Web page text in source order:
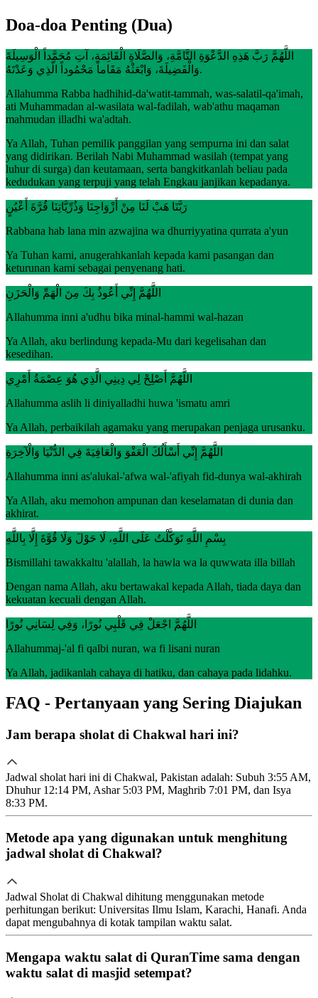
Doa-doa Penting (Dua)
اللَّهُمَّ رَبَّ هَذِهِ الدَّعْوَةِ التَّامَّةِ، وَالصَّلَاةِ الْقَائِمَةِ، آتِ مُحَمَّداً الْوَسِيلَةَ
وَالْفَضِيلَةَ، وَابْعَثْهُ مَقَاماً مَحْمُوداً الَّذِي وَعَدْتَهُ.
Allahumma Rabba hadhihid-da'watit-tammah, was-salatil-qa'imah,
ati Muhammadan al-wasilata wal-fadilah, wab'athu maqaman
mahmudan illadhi wa'adtah.
Ya Allah, Tuhan pemilik panggilan yang sempurna ini dan salat
yang didirikan. Berilah Nabi Muhammad wasilah (tempat yang
luhur di surga) dan keutamaan, serta bangkitkanlah beliau pada
kedudukan yang terpuji yang telah Engkau janjikan kepadanya.
رَبَّنَا هَبْ لَنَا مِنْ أَزْوَاجِنَا وَذُرِّيَّاتِنَا قُرَّةَ أَعْيُنٍ
Rabbana hab lana min azwajina wa dhurriyyatina qurrata a'yun
Ya Tuhan kami, anugerahkanlah kepada kami pasangan dan
keturunan kami sebagai penyenang hati.
اللَّهُمَّ إِنِّي أَعُوذُ بِكَ مِنَ الْهَمِّ وَالْحَزَنِ
Allahumma inni a'udhu bika minal-hammi wal-hazan
Ya Allah, aku berlindung kepada-Mu dari kegelisahan dan
kesedihan.
اللَّهُمَّ أَصْلِحْ لِي دِينِي الَّذِي هُوَ عِصْمَةُ أَمْرِي
Allahumma aslih li diniyalladhi huwa 'ismatu amri
Ya Allah, perbaikilah agamaku yang merupakan penjaga urusanku.
اللَّهُمَّ إِنِّي أَسْأَلُكَ الْعَفْوَ وَالْعَافِيَةَ فِي الدُّنْيَا وَالْآخِرَةِ
Allahumma inni as'alukal-'afwa wal-'afiyah fid-dunya wal-akhirah
Ya Allah, aku memohon ampunan dan keselamatan di dunia dan
akhirat.
بِسْمِ اللَّهِ تَوَكَّلْتُ عَلَى اللَّهِ، لَا حَوْلَ وَلَا قُوَّةَ إِلَّا بِاللَّهِ
Bismillahi tawakkaltu 'alallah, la hawla wa la quwwata illa billah
Dengan nama Allah, aku bertawakal kepada Allah, tiada daya dan
kekuatan kecuali dengan Allah.
اللَّهُمَّ اجْعَلْ فِي قَلْبِي نُورًا، وَفِي لِسَانِي نُورًا
Allahummaj-'al fi qalbi nuran, wa fi lisani nuran
Ya Allah, jadikanlah cahaya di hatiku, dan cahaya pada lidahku.
FAQ - Pertanyaan yang Sering Diajukan
Jam berapa sholat di Chakwal hari ini?
Jadwal sholat hari ini di Chakwal, Pakistan adalah: Subuh 3:55 AM,
Dhuhur 12:14 PM, Ashar 5:03 PM, Maghrib 7:01 PM, dan Isya
8:33 PM.
Metode apa yang digunakan untuk menghitung
jadwal sholat di Chakwal?
Jadwal Sholat di Chakwal dihitung menggunakan metode
perhitungan berikut: Universitas Ilmu Islam, Karachi, Hanafi. Anda
dapat mengubahnya di kotak tampilan waktu salat.
Mengapa waktu salat di QuranTime sama dengan
waktu salat di masjid setempat?